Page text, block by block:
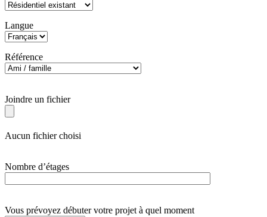
Langue
Référence
Joindre un fichier
Aucun fichier choisi
Nombre d’étages
Vous prévoyez débuter votre projet à quel moment